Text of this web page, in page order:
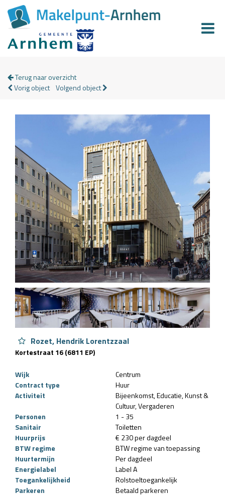
Terug naar overzicht
Vorig object Volgend object
Rozet, Hendrik Lorentzzaal
Kortestraat 16 (6811 EP)
Wijk
Centrum
Contract type
Huur
Activiteit
Bijeenkomst Educatie Kunst &
Cultuur Vergaderen
Personen
1 - 35
Sanitair
Toiletten
Huurprijs
€ 230 per dagdeel
BTW regime
BTW regime van toepassing
Huurtermijn
Per dagdeel
Energielabel
Label A
Toegankelijkheid
Rolstoeltoegankelijk
Parkeren
Betaald parkeren